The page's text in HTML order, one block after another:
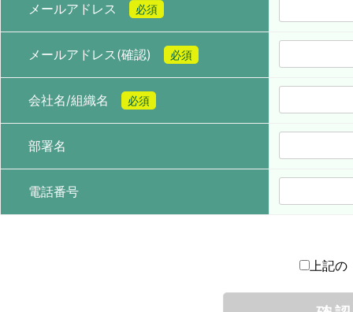
メールアドレス 必須
メールアドレス(確認) 必須
会社名/組織名 必須
部署名
電話番号
上記の